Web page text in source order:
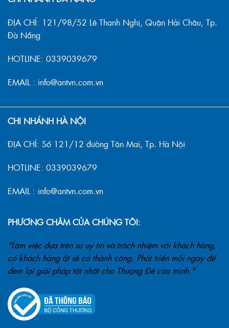
ĐỊA CHỈ: 121/98/52 Lê Thanh Nghị, Quận Hải Châu, Tp.
Đà Nẵng
HOTLINE: 0339039679
EMAIL : info@antvn.com.vn
CHI NHÁNH HÀ NỘI
ĐỊA CHỈ: Số 121/12 đường Tân Mai, Tp. Hà Nội
HOTLINE: 0339039679
EMAIL : info@antvn.com.vn
PHƯƠNG CHÂM CỦA CHÚNG TÔI:
"Làm việc dựa trên sự uy tín và trách nhiệm với khách hàng,
có khách hàng ắt sẽ có thành công. Phát triển mỗi ngày để
đem lại giải pháp tốt nhất cho Thượng Đế của mình."